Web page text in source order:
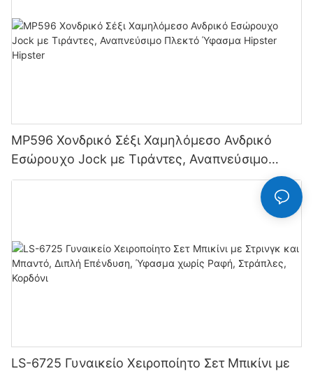
MP596 Χονδρικό Σέξι Χαμηλόμεσο Ανδρικό
Εσώρουχο Jock με Τιράντες, Αναπνεύσιμο
Πλεκτό Ύφασμα Hipster Hipster
LS-6725 Γυναικείο Χειροποίητο Σετ Μπικίνι με